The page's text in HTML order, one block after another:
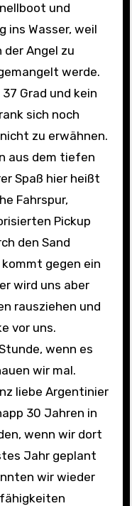
und
ins Wasser, weil
Angel zu
werde.
Grad und kein
sich noch
zu erwähnen.
aus dem tiefen
Spaß hier heißt
Fahrspur,
Pickup
den Sand
gegen ein
wird uns aber
rausziehen und
vor uns.
wenn es
wir mal.
liebe Argentinier
30 Jahren in
wenn wir dort
Jahr geplant
wir wieder